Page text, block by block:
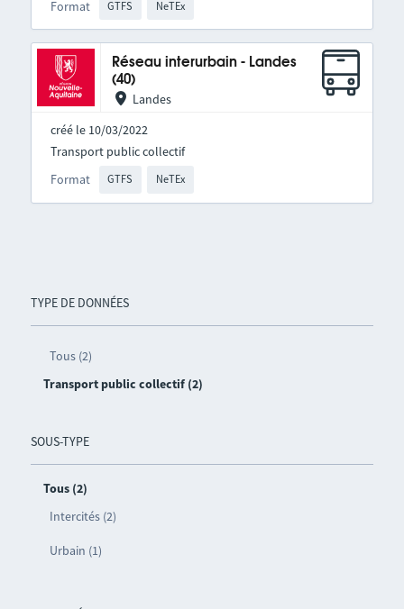
TYPE DE DONNÉES
Tous (2)
Transport public collectif (2)
SOUS-TYPE
Tous (2)
Intercités (2)
Urbain (1)
Format GTFS NeTEx
Réseau interurbain - Landes
(40)
Landes
créé le 10/03/2022
Format GTFS NeTEx
Transport public collectif